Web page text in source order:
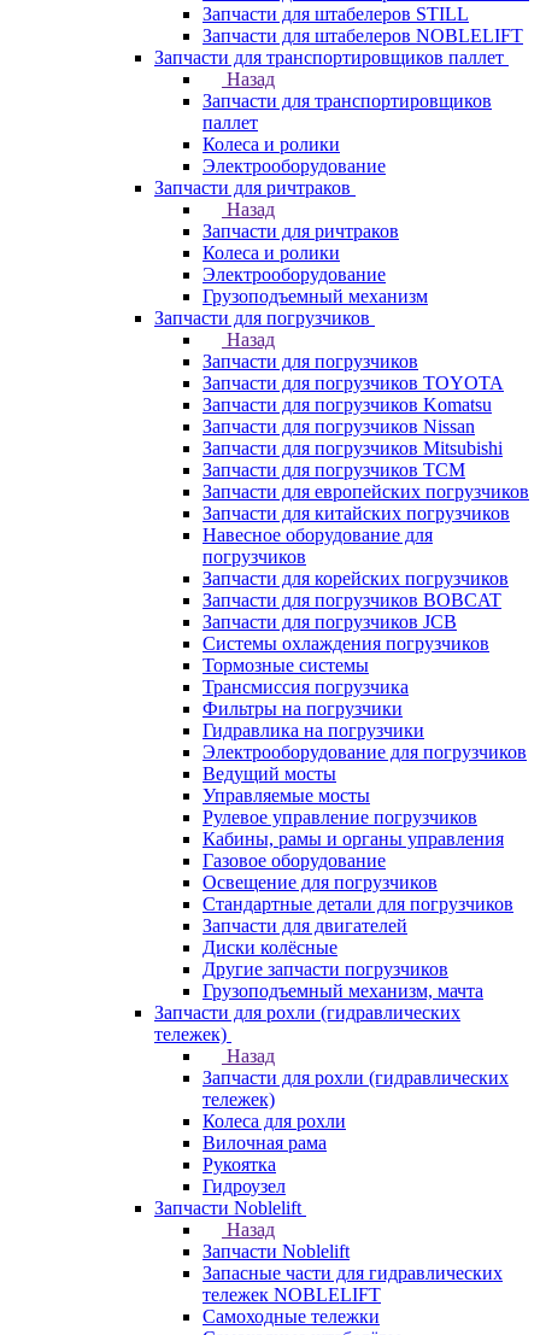
Запчасти для штабелеров STILL
Запчасти для штабелеров NOBLELIFT
Запчасти для транспортировщиков паллет
Назад
Запчасти для транспортировщиков
паллет
Колеса и ролики
Электрооборудование
Запчасти для ричтраков
Назад
Запчасти для ричтраков
Колеса и ролики
Электрооборудование
Грузоподъемный механизм
Запчасти для погрузчиков
Назад
Запчасти для погрузчиков
Запчасти для погрузчиков TOYOTA
Запчасти для погрузчиков Komatsu
Запчасти для погрузчиков Nissan
Запчасти для погрузчиков Mitsubishi
Запчасти для погрузчиков TCM
Запчасти для европейских погрузчиков
Запчасти для китайских погрузчиков
Навесное оборудование для
погрузчиков
Запчасти для корейских погрузчиков
Запчасти для погрузчиков BOBCAT
Запчасти для погрузчиков JCB
Системы охлаждения погрузчиков
Тормозные системы
Трансмиссия погрузчика
Фильтры на погрузчики
Гидравлика на погрузчики
Электрооборудование для погрузчиков
Ведущий мосты
Управляемые мосты
Рулевое управление погрузчиков
Кабины, рамы и органы управления
Газовое оборудование
Освещение для погрузчиков
Стандартные детали для погрузчиков
Запчасти для двигателей
Диски колёсные
Другие запчасти погрузчиков
Грузоподъемный механизм, мачта
Запчасти для рохли (гидравлических
тележек)
Назад
Запчасти для рохли (гидравлических
тележек)
Колеса для рохли
Вилочная рама
Рукоятка
Гидроузел
Запчасти Noblelift
Назад
Запчасти Noblelift
Запасные части для гидравлических
тележек NOBLELIFT
Самоходные тележки